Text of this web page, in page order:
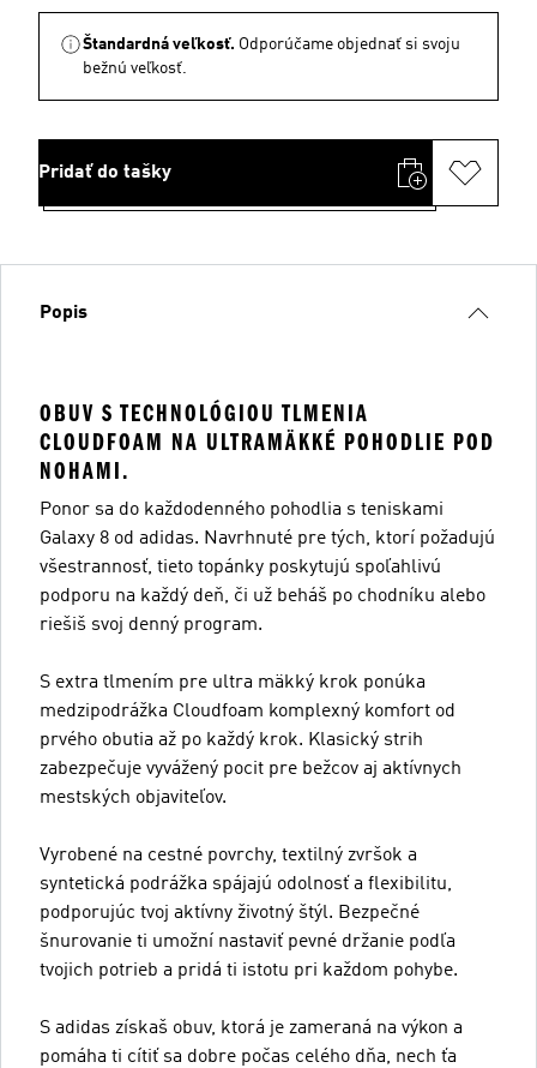
Štandardná veľkosť. Odporúčame objednať si svoju
bežnú veľkosť.
Pridať do tašky
Popis
OBUV S TECHNOLÓGIOU TLMENIA
CLOUDFOAM NA ULTRAMÄKKÉ POHODLIE POD
NOHAMI.
Ponor sa do každodenného pohodlia s teniskami
Galaxy 8 od adidas. Navrhnuté pre tých, ktorí požadujú
všestrannosť, tieto topánky poskytujú spoľahlivú
podporu na každý deň, či už beháš po chodníku alebo
riešiš svoj denný program.
S extra tlmením pre ultra mäkký krok ponúka
medzipodrážka Cloudfoam komplexný komfort od
prvého obutia až po každý krok. Klasický strih
zabezpečuje vyvážený pocit pre bežcov aj aktívnych
mestských objaviteľov.
Vyrobené na cestné povrchy, textilný zvršok a
syntetická podrážka spájajú odolnosť a flexibilitu,
podporujúc tvoj aktívny životný štýl. Bezpečné
šnurovanie ti umožní nastaviť pevné držanie podľa
tvojich potrieb a pridá ti istotu pri každom pohybe.
S adidas získaš obuv, ktorá je zameraná na výkon a
pomáha ti cítiť sa dobre počas celého dňa, nech ťa